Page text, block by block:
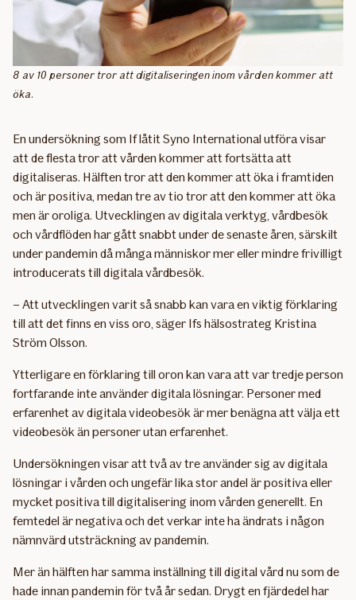
8 av 10 personer tror att digitaliseringen inom vården kommer att
öka.
En undersökning som If låtit Syno International utföra visar
att de flesta tror att vården kommer att fortsätta att
digitaliseras. Hälften tror att den kommer att öka i framtiden
och är positiva, medan tre av tio tror att den kommer att öka
men är oroliga. Utvecklingen av digitala verktyg, vårdbesök
och vårdflöden har gått snabbt under de senaste åren, särskilt
under pandemin då många människor mer eller mindre frivilligt
introducerats till digitala vårdbesök.
– Att utvecklingen varit så snabb kan vara en viktig förklaring
till att det finns en viss oro, säger Ifs hälsostrateg Kristina
Ström Olsson.
Ytterligare en förklaring till oron kan vara att var tredje person
fortfarande inte använder digitala lösningar. Personer med
erfarenhet av digitala videobesök är mer benägna att välja ett
videobesök än personer utan erfarenhet.
Undersökningen visar att två av tre använder sig av digitala
lösningar i vården och ungefär lika stor andel är positiva eller
mycket positiva till digitalisering inom vården generellt. En
femtedel är negativa och det verkar inte ha ändrats i någon
nämnvärd utsträckning av pandemin.
Mer än hälften har samma inställning till digital vård nu som de
hade innan pandemin för två år sedan. Drygt en fjärdedel har